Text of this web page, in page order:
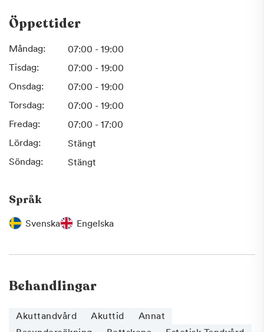
Öppettider
Måndag:
07:00 - 19:00
Tisdag:
07:00 - 19:00
Onsdag:
07:00 - 19:00
Torsdag:
07:00 - 19:00
Fredag:
07:00 - 17:00
Lördag:
Stängt
Söndag:
Stängt
Språk
Svenska Engelska
Behandlingar
Akuttandvård Akuttid
Annat